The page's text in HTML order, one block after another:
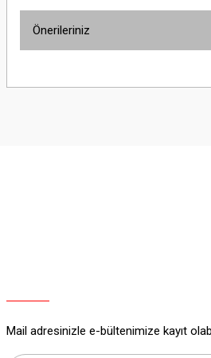
Önerileriniz
yetersiz gördüğünüz noktaları öneri
Mail adresinizle e-bültenimize kayıt